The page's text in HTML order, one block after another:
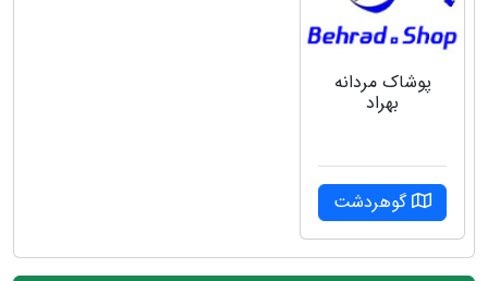
پوشاک مردانه
بهراد
گوهردشت